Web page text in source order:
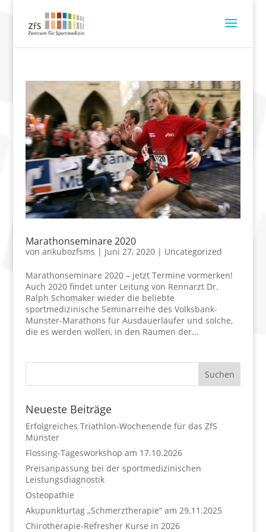
Marathonseminare 2020
von ankubozfsms | Juni 27, 2020| Uncategorized
Marathonseminare 2020 – jetzt Termine vormerken!
Auch 2020 findet unter Leitung von Rennarzt Dr.
Ralph Schomaker wieder die beliebte
sportmedizinische Seminarreihe des Volksbank-
Münster-Marathons für Ausdauerläufer und solche,
die es werden wollen, in den Räumen der...
Neueste Beiträge
Erfolgreiches Triathlon-Wochenende für das ZfS
Münster
Flossing-Tagesworkshop am 17.10.2026
Preisanpassung bei der sportmedizinischen
Leistungsdiagnostik
Osteopathie
Akupunkturtag „Schmerztherapie“ am 29.11.2025
Chirotherapie-Refresher Kurse in 2026